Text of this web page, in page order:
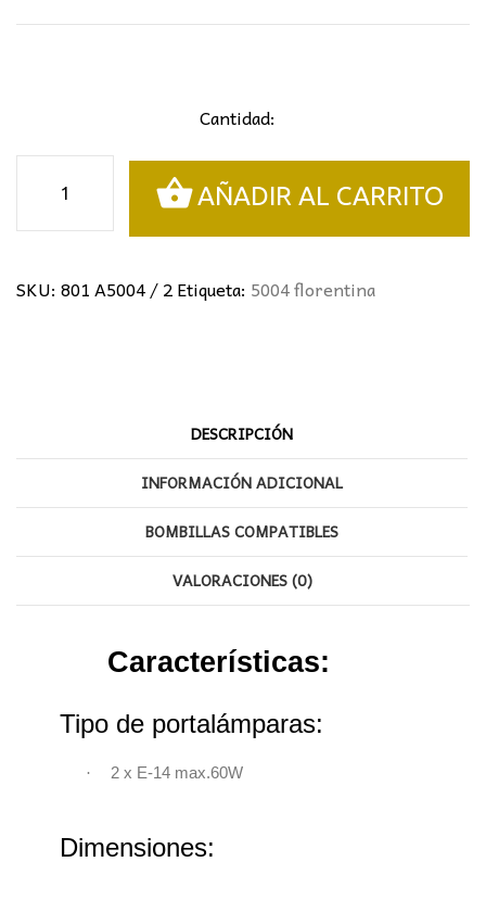
Cantidad:
Florentina
2l
AÑADIR AL CARRITO
SKU: 801 A5004 / 2Etiqueta: 5004 florentina
DESCRIPCIÓN
INFORMACIÓN ADICIONAL
BOMBILLAS COMPATIBLES
VALORACIONES (0)
Características:
Tipo de portalámparas:
· 2 x E-14 max.60W
Dimensiones: